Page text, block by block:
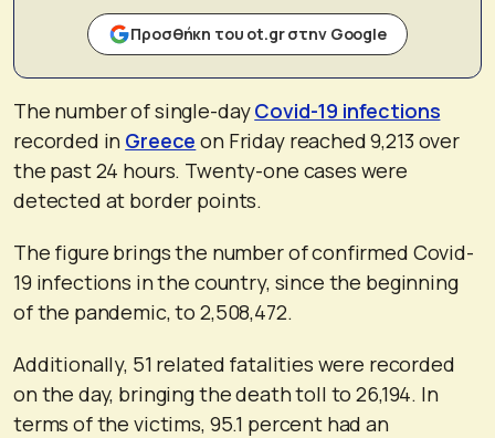
Προσθήκη του ot.gr στην Google
The number of single-dayCovid-19 infections
recorded in Greece on Friday reached 9,213 over
the past 24 hours. Twenty-one cases were
detected at border points.
The figure brings the number of confirmed Covid-
19 infections in the country, since the beginning
of the pandemic, to 2,508,472.
Additionally, 51 related fatalities were recorded
on the day, bringing the death toll to 26,194. In
terms of the victims, 95.1 percent had an